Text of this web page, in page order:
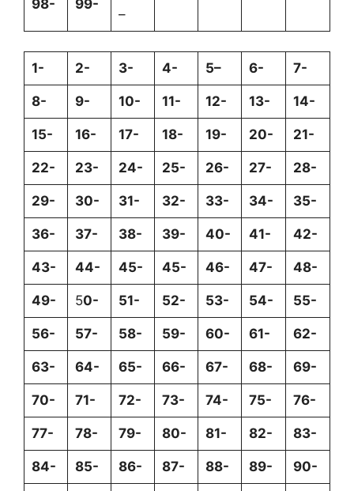
98- 99-
–
1- 2- 3- 4- 5– 6- 7-
8- 9- 10- 11- 12- 13- 14-
15- 16- 17- 18- 19- 20- 21-
22- 23- 24- 25- 26- 27- 28-
29- 30- 31- 32- 33- 34- 35-
36- 37- 38- 39- 40- 41- 42-
43- 44- 45- 45- 46- 47- 48-
49- 50- 51- 52- 53- 54- 55-
56- 57- 58- 59- 60- 61- 62-
63- 64- 65- 66- 67- 68- 69-
70- 71- 72- 73- 74- 75- 76-
77- 78- 79- 80- 81- 82- 83-
84- 85- 86- 87- 88- 89- 90-